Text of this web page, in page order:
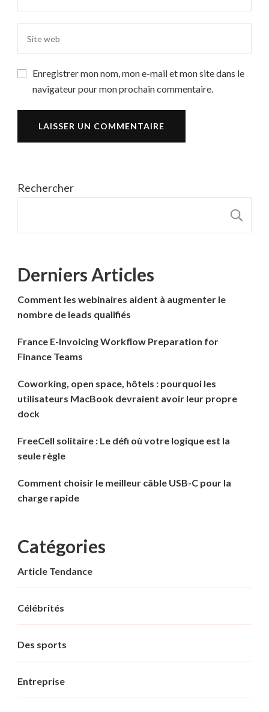
Enregistrer mon nom, mon e-mail et mon site dans le
navigateur pour mon prochain commentaire.
Rechercher
Derniers Articles
Comment les webinaires aident à augmenter le
nombre de leads qualifiés
France E-Invoicing Workflow Preparation for
Finance Teams
Coworking, open space, hôtels : pourquoi les
utilisateurs MacBook devraient avoir leur propre
dock
FreeCell solitaire : Le défi où votre logique est la
seule règle
Comment choisir le meilleur câble USB-C pour la
charge rapide
Catégories
Article Tendance
Célébrités
Des sports
Entreprise